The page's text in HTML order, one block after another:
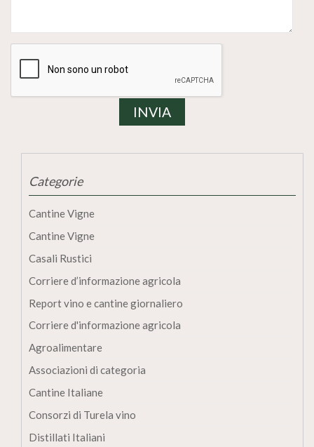
Categorie
Cantine Vigne
Cantine Vigne
Casali Rustici
Corriere d’informazione agricola
Report vino e cantine giornaliero
Corriere d'informazione agricola
Agroalimentare
Associazioni di categoria
Cantine Italiane
Consorzi di Turela vino
Distillati Italiani